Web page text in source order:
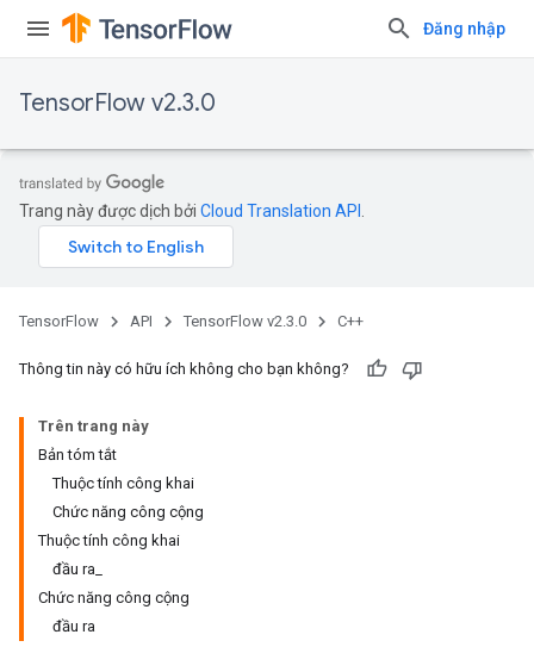
Đăng nhập
TensorFlow v2.3.0
Trang này được dịch bởi Cloud Translation API
TensorFlow API TensorFlow v2.3.0 C++
Thông tin này có hữu ích không cho bạn không?
Trên trang này
Bản tóm tắt
Thuộc tính công khai
Chức năng công cộng
Thuộc tính công khai
đầu ra_
Chức năng công cộng
đầu ra